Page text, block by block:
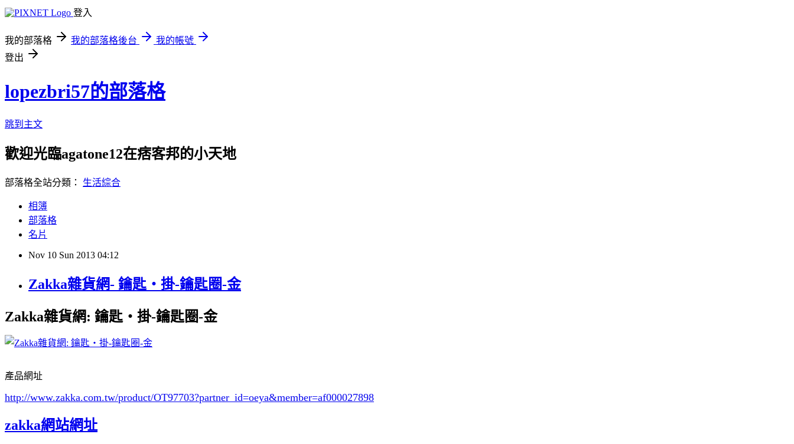
登入
我的部落格 我的部落格後台
我的帳號
登出
lopezbri57的部落格
跳到主文
歡迎光臨agatone12在痞客邦的小天地
部落格全站分類： 生活綜合
相簿
部落格
名片
Nov 10 Sun 2013 04:12
Zakka雜貨網- 鑰匙‧掛-鑰匙圈-金
Zakka雜貨網: 鑰匙‧掛-鑰匙圈-金
產品網址
http://www.zakka.com.tw/product/OT97703?partner_id=oeya&member=af000027898
zakka網站網址